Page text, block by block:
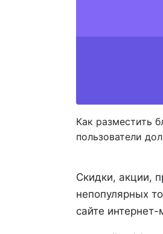
Как разместить
пользователи
Скидки, акции,
непопулярных
сайте